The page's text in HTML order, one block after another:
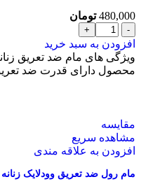
480,000 تومان
افزودن به سبد خرید
محصول دارای قدرت ضد تعریق
مقایسه
مشاهده سریع
افزودن به علاقه مندی
مام رول ضد تعریق وودلایک زنانه سکرت